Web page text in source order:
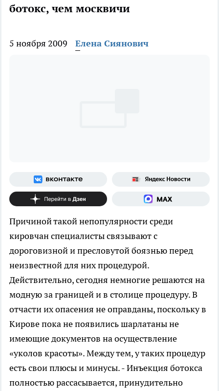
ботокс, чем москвичи
5 ноября 2009 Елена Сиянович
Причиной такой непопулярности среди
кировчан специалисты связывают с
дороговизной и пресловутой боязнью перед
неизвестной для них процедурой.
Действительно, сегодня немногие решаются на
модную за границей и в столице процедуру. В
отчасти их опасения не оправданы, поскольку в
Кирове пока не появились шарлатаны не
имеющие документов на осуществление
«уколов красоты». Между тем, у таких процедур
есть свои плюсы и минусы. - Инъекция ботокса
полностью рассасывается, принудительно